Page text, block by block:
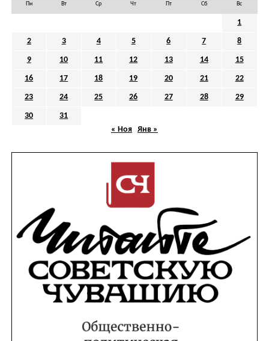
Пн Вт Ср Чт Пт Сб Вс
1
2 3 4 5 6 7 8
9 10 11 12 13 14 15
16 17 18 19 20 21 22
23 24 25 26 27 28 29
30
31
« Ноя
Янв »